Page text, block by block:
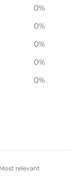
0%
0%
0%
0%
0%